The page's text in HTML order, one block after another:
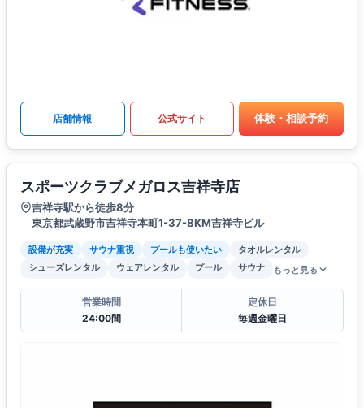
店舗情報 公式サイト 体験・相談予約
スポーツクラブメガロス吉祥寺店
吉祥寺駅から徒歩8分
東京都武蔵野市吉祥寺本町1-37-8KM吉祥寺ビル
設備が充実 サウナ重視 プールも使いたい
タオルレンタル
シューズレンタル
ウェアレンタル プール サウナ もっと見る
営業時間
24:00間
定休日
毎週金曜日